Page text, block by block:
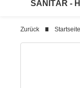
SANITÄR -
Zurück Startseite